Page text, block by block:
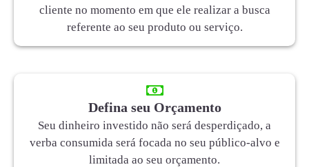
cliente no momento em que ele realizar a busca
referente ao seu produto ou serviço.
Defina seu Orçamento
Seu dinheiro investido não será desperdiçado, a
verba consumida será focada no seu público-alvo e
limitada ao seu orçamento.